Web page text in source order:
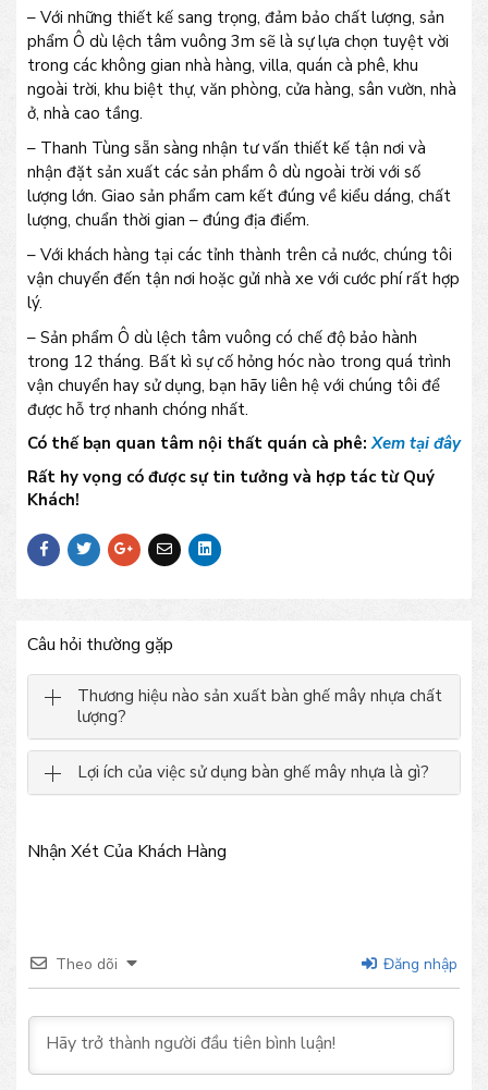
– Với những thiết kế sang trọng, đảm bảo chất lượng, sản
phẩm Ô dù lệch tâm vuông 3m sẽ là sự lựa chọn tuyệt vời
trong các không gian nhà hàng, villa, quán cà phê, khu
ngoài trời, khu biệt thự, văn phòng, cửa hàng, sân vườn, nhà
ở, nhà cao tầng.
– Thanh Tùng sẵn sàng nhận tư vấn thiết kế tận nơi và
nhận đặt sản xuất các sản phẩm ô dù ngoài trời với số
lượng lớn. Giao sản phẩm cam kết đúng về kiểu dáng, chất
lượng, chuẩn thời gian – đúng địa điểm.
– Với khách hàng tại các tỉnh thành trên cả nước, chúng tôi
vận chuyển đến tận nơi hoặc gửi nhà xe với cước phí rất hợp
lý.
– Sản phẩm Ô dù lệch tâm vuông có chế độ bảo hành
trong 12 tháng. Bất kì sự cố hỏng hóc nào trong quá trình
vận chuyển hay sử dụng, bạn hãy liên hệ với chúng tôi để
được hỗ trợ nhanh chóng nhất.
Có thế bạn quan tâm nội thất quán cà phê:Xem tại đây
Rất hy vọng có được sự tin tưởng và hợp tác từ Quý
Khách!
Câu hỏi thường gặp
Thương hiệu nào sản xuất bàn ghế mây nhựa chất
lượng?
Lợi ích của việc sử dụng bàn ghế mây nhựa là gì?
Nhận Xét Của Khách Hàng
Theo dõi Đăng nhập